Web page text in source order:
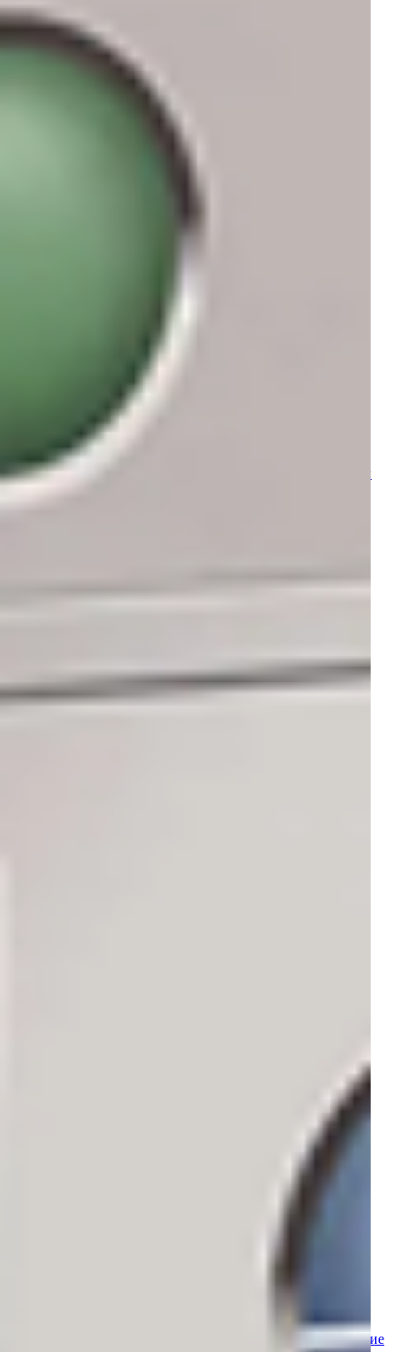
Стерилизация и дезинфекция
Проктология
Косметология Расходные материалы
Холодильники и морозильники
Реабилитация
Патологоанатомическое оборудование